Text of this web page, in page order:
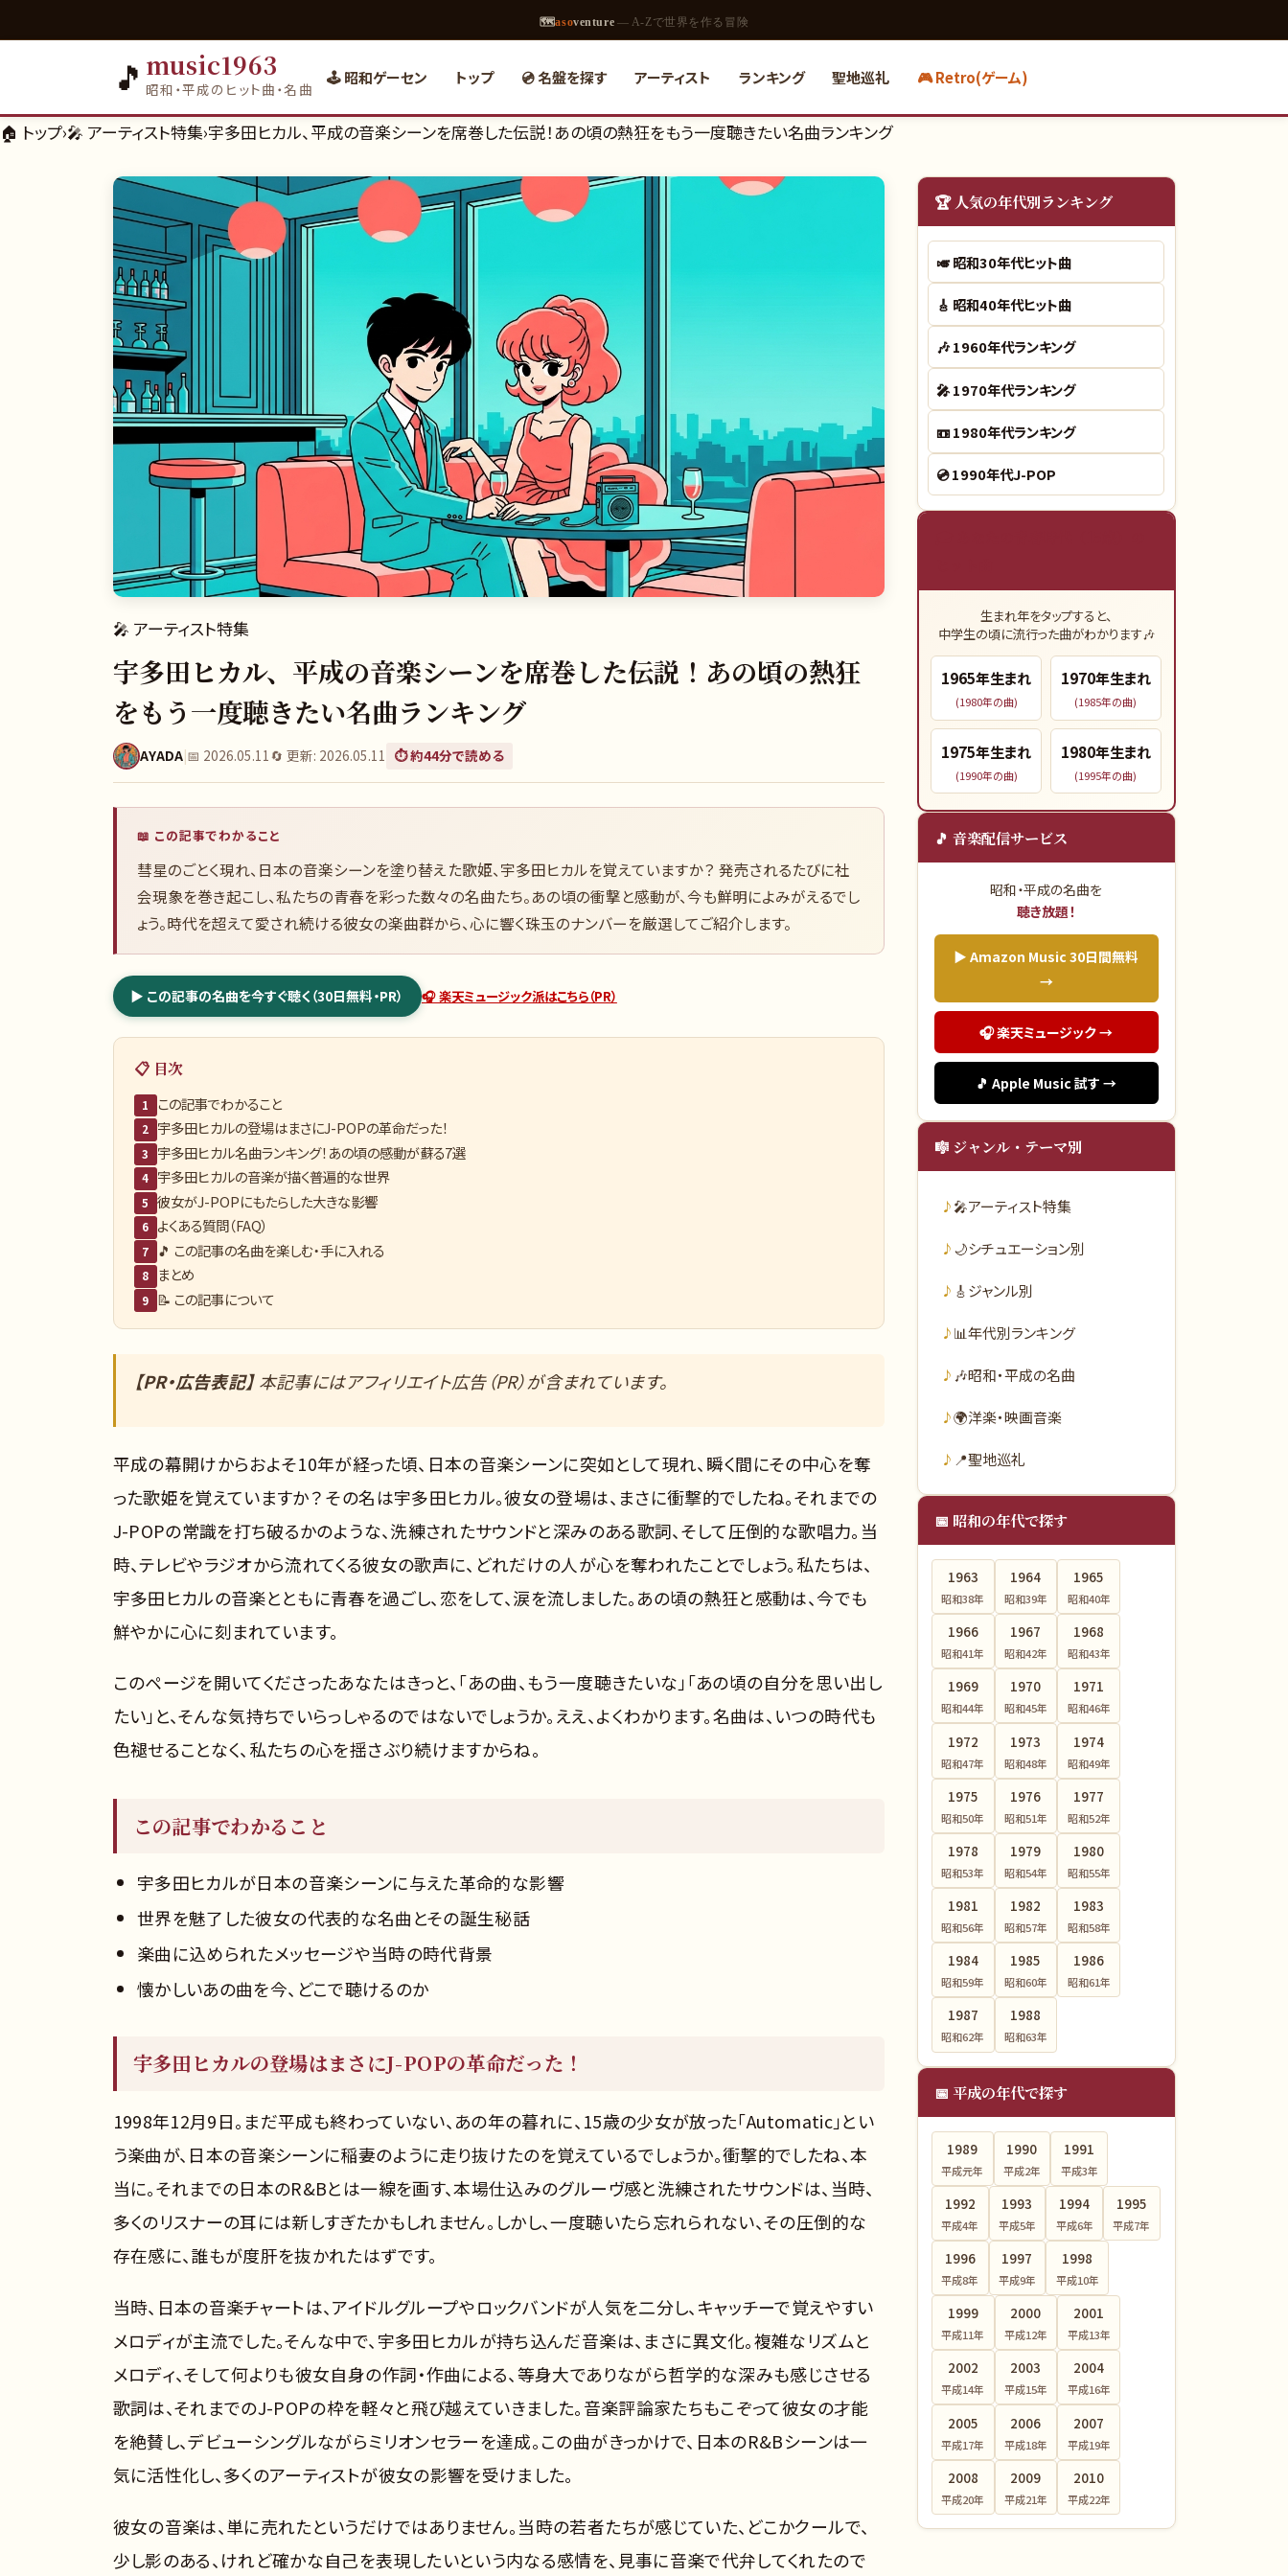
🗺asoventure — A-Zで世界を作る冒険
🎵 music1963
昭和・平成のヒット曲・名曲
🕹️ 昭和ゲーセン トップ 💿 名盤を探す アーティスト ランキング 聖地巡礼 🎮 Retro(ゲーム)
🏠 トップ›🎤 アーティスト特集›宇多田ヒカル、平成の音楽シーンを席巻した伝説！あの頃の熱狂をもう一度聴きたい名曲ランキング
🎤 アーティスト特集
宇多田ヒカル、平成の音楽シーンを席巻した伝説！あの頃の熱狂
をもう一度聴きたい名曲ランキング
AYADA|📅 2026.05.11🔄 更新: 2026.05.11 ⏱️ 約44分で読める
📖 この記事でわかること
彗星のごとく現れ、日本の音楽シーンを塗り替えた歌姫、宇多田ヒカルを覚えていますか？ 発売されるたびに社
会現象を巻き起こし、私たちの青春を彩った数々の名曲たち。あの頃の衝撃と感動が、今も鮮明によみがえるでし
ょう。時代を超えて愛され続ける彼女の楽曲群から、心に響く珠玉のナンバーを厳選してご紹介します。
▶ この記事の名曲を今すぐ聴く（30日無料・PR） 🎧 楽天ミュージック派はこちら（PR）
📋 目次
1 この記事でわかること
2 宇多田ヒカルの登場はまさにJ-POPの革命だった！
3 宇多田ヒカル名曲ランキング！あの頃の感動が蘇る7選
4 宇多田ヒカルの音楽が描く普遍的な世界
5 彼女がJ-POPにもたらした大きな影響
6 よくある質問（FAQ）
7 🎵 この記事の名曲を楽しむ・手に入れる
8 まとめ
9 📝 この記事について
【PR・広告表記】本記事にはアフィリエイト広告（PR）が含まれています。
平成の幕開けからおよそ10年が経った頃、日本の音楽シーンに突如として現れ、瞬く間にその中心を奪
った歌姫を覚えていますか？ その名は宇多田ヒカル。彼女の登場は、まさに衝撃的でしたね。それまでの
J-POPの常識を打ち破るかのような、洗練されたサウンドと深みのある歌詞、そして圧倒的な歌唱力。当
時、テレビやラジオから流れてくる彼女の歌声に、どれだけの人が心を奪われたことでしょう。私たちは、
宇多田ヒカルの音楽とともに青春を過ごし、恋をして、涙を流しました。あの頃の熱狂と感動は、今でも
鮮やかに心に刻まれています。
このページを開いてくださったあなたはきっと、「あの曲、もう一度聴きたいな」「あの頃の自分を思い出し
たい」と、そんな気持ちでいらっしゃるのではないでしょうか。ええ、よくわかります。名曲は、いつの時代も
色褪せることなく、私たちの心を揺さぶり続けますからね。
この記事でわかること
宇多田ヒカルが日本の音楽シーンに与えた革命的な影響
世界を魅了した彼女の代表的な名曲とその誕生秘話
楽曲に込められたメッセージや当時の時代背景
懐かしいあの曲を今、どこで聴けるのか
宇多田ヒカルの登場はまさにJ-POPの革命だった！
1998年12月9日。まだ平成も終わっていない、あの年の暮れに、15歳の少女が放った「Automatic」とい
う楽曲が、日本の音楽シーンに稲妻のように走り抜けたのを覚えているでしょうか。衝撃的でしたね、本
当に。それまでの日本のR&Bとは一線を画す、本場仕込みのグルーヴ感と洗練されたサウンドは、当時、
多くのリスナーの耳には新しすぎたかもしれません。しかし、一度聴いたら忘れられない、その圧倒的な
存在感に、誰もが度肝を抜かれたはずです。
当時、日本の音楽チャートは、アイドルグループやロックバンドが人気を二分し、キャッチーで覚えやすい
メロディが主流でした。そんな中で、宇多田ヒカルが持ち込んだ音楽は、まさに異文化。複雑なリズムと
メロディ、そして何よりも彼女自身の作詞・作曲による、等身大でありながら哲学的な深みも感じさせる
歌詞は、それまでのJ-POPの枠を軽々と飛び越えていきました。音楽評論家たちもこぞって彼女の才能
を絶賛し、デビューシングルながらミリオンセラーを達成。この曲がきっかけで、日本のR&Bシーンは一
気に活性化し、多くのアーティストが彼女の影響を受けました。
彼女の音楽は、単に売れたというだけではありません。当時の若者たちが感じていた、どこかクールで、
少し影のある、けれど確かな自己を表現したいという内なる感情を、見事に音楽で代弁してくれたので
🏆 人気の年代別ランキング
🎺昭和30年代ヒット曲
🎸 昭和40年代ヒット曲
🎶1960年代ランキング
🎤1970年代ランキング
📼1980年代ランキング
💿1990年代J-POP
生まれ年をタップすると、
中学生の頃に流行った曲がわかります🎶
1965年生まれ
(1980年の曲)
1970年生まれ
(1985年の曲)
1975年生まれ
(1990年の曲)
1980年生まれ
(1995年の曲)
🎵 音楽配信サービス
昭和・平成の名曲を
聴き放題！
▶ Amazon Music 30日間無料
→
🎧 楽天ミュージック →
🎵 Apple Music 試す →
🎼 ジャンル・テーマ別
🎤アーティスト特集
🌙シチュエーション別
🎸ジャンル別
📊年代別ランキング
🎶昭和・平成の名曲
🌍洋楽・映画音楽
📍聖地巡礼
📅 昭和の年代で探す
1963
昭和38年
1964
昭和39年
1965
昭和40年
1966
昭和41年
1967
昭和42年
1968
昭和43年
1969
昭和44年
1970
昭和45年
1971
昭和46年
1972
昭和47年
1973
昭和48年
1974
昭和49年
1975
昭和50年
1976
昭和51年
1977
昭和52年
1978
昭和53年
1979
昭和54年
1980
昭和55年
1981
昭和56年
1982
昭和57年
1983
昭和58年
1984
昭和59年
1985
昭和60年
1986
昭和61年
1987
昭和62年
1988
昭和63年
📅 平成の年代で探す
1989
平成元年
1990
平成2年
1991
平成3年
1992
平成4年
1993
平成5年
1994
平成6年
1995
平成7年
1996
平成8年
1997
平成9年
1998
平成10年
1999
平成11年
2000
平成12年
2001
平成13年
2002
平成14年
2003
平成15年
2004
平成16年
2005
平成17年
2006
平成18年
2007
平成19年
2008
平成20年
2009
平成21年
2010
平成22年